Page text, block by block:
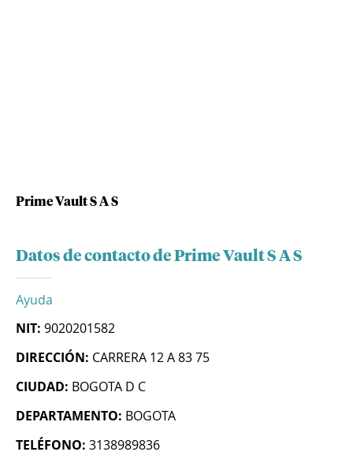
Prime Vault S A S
Datos de contacto de Prime Vault S A S
Ayuda
NIT: 9020201582
DIRECCIÓN: CARRERA 12 A 83 75
CIUDAD: BOGOTA D C
DEPARTAMENTO: BOGOTA
TELÉFONO: 3138989836